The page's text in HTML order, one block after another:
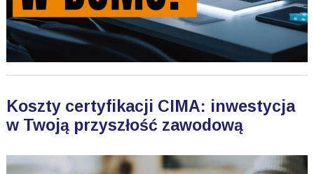
Koszty certyfikacji CIMA: inwestycja
w Twoją przyszłość zawodową
REGULAMIN
KONTAKT